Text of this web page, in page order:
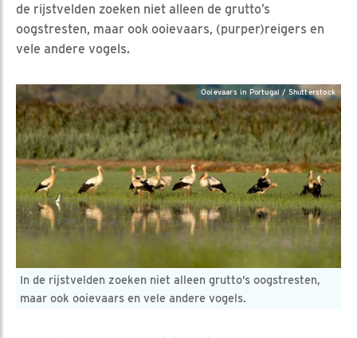
de rijstvelden zoeken niet alleen de grutto’s
oogstresten, maar ook ooievaars, (purper)reigers en
vele andere vogels.
In de rijstvelden zoeken niet alleen grutto’s oogstresten,
maar ook ooievaars en vele andere vogels.
Ooievaars in Portugal / Shutterstock